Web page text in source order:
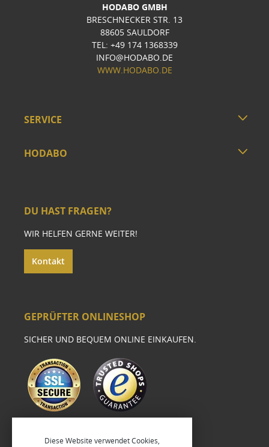
HODABO GMBH
BRESCHNECKER STR. 13
88605 SAULDORF
TEL: +49 174 1368339
INFO@HODABO.DE
WWW.HODABO.DE
SERVICE
HODABO
DU HAST FRAGEN?
WIR HELFEN GERNE WEITER!
Kontakt
GEPRÜFTER ONLINESHOP
SICHER UND BEQUEM ONLINE EINKAUFEN.
Diese Website verwendet Cookies,